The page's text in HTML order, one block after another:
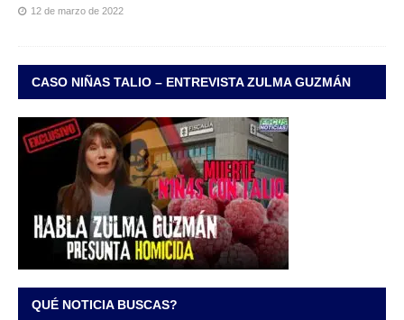
12 de marzo de 2022
CASO NIÑAS TALIO – ENTREVISTA ZULMA GUZMÁN
QUÉ NOTICIA BUSCAS?